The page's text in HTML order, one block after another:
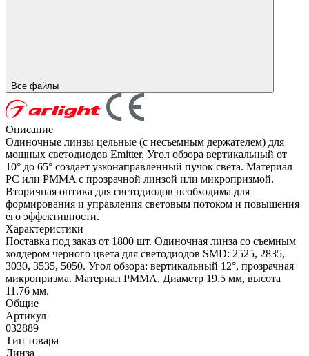
Все файлы
Описание
Одиночные линзы цельные (с несъемным держателем) для
мощных светодиодов Emitter. Угол обзора вертикальный от
10° до 65° создает узконаправленный пучок света. Материал
PС или PMMA с прозрачной линзой или микропризмой.
Вторичная оптика для светодиодов необходима для
формирования и управления световым потоком и повышения
его эффективности.
Характеристики
Поставка под заказ от 1800 шт. Одиночная линза со съемным
холдером черного цвета для светодиодов SMD: 2525, 2835,
3030, 3535, 5050. Угол обзора: вертикальный 12°, прозрачная
микропризма. Материал PMMA. Диаметр 19.5 мм, высота
11.76 мм.
Общие
Артикул
032889
Тип товара
Линза